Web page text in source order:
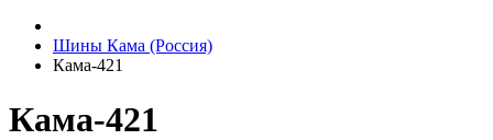
Шины Кама (Россия)
Кама-421
Кама-421